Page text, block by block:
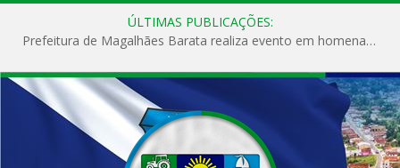
ÚLTIMAS PUBLICAÇÕES:
Prefeitura de Magalhães Barata realiza evento em homenagem ao Dia Internacional da Mulher